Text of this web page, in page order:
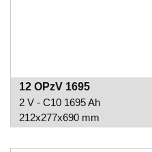
12 OPzV 1695
2 V - C10 1695 Ah
212x277x690 mm